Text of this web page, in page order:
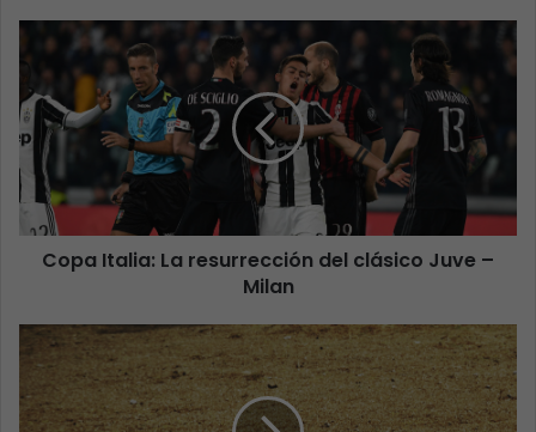
Copa Italia: La resurrección del clásico Juve –
Milan